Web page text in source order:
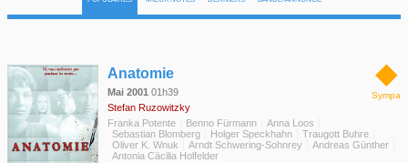
◆
Sympa
Anatomie
Mai 2001 01h39
Stefan Ruzowitzky
Franka Potente
Benno Fürmann
Anna Loos
Sebastian Blomberg
Holger Speckhahn
Traugott Buhre
Oliver K. Wnuk
Arndt Schwering-Sohnrey
Andreas Günther
Antonia Cäcilia Holfelder